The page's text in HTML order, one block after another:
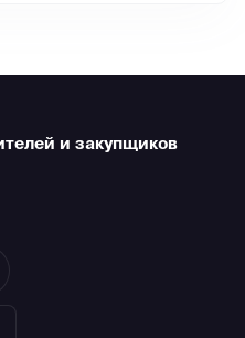
и закупщиков